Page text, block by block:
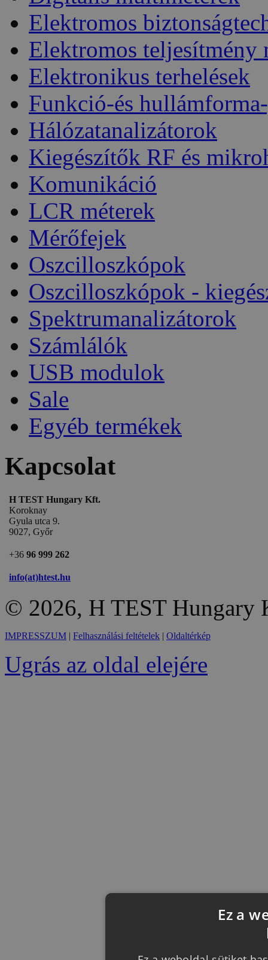
Elektromos
Elektromos teljesítmény
Elektronikus terhelések
Funkció-és
Hálózatanalizátorok
Kiegészítők RF és
Komunikáció
LCR méterek
Mérőfejek
Oszcilloszkópok
Oszcilloszkópok -
Spektrumanalizátorok
Számlálók
USB modulok
Sale
Egyéb termékek
Kapcsolat
H TEST Hungary Kft.
Koroknay
Gyula utca 9.
9027, Győr
+36 96 999 262
info(at)htest.hu
© 2026, H TEST Hungary
IMPRESSZUM | Felhasználási feltételek | Oldaltérkép
Ugrás az oldal elejére
Ez a